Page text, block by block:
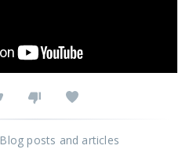
Blog posts and articles